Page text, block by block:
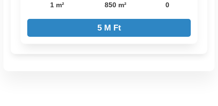
1 m² 850 m² 0
5 M Ft